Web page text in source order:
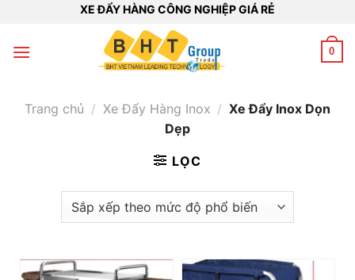
nội
XE ĐẨY HÀNG CÔNG NGHIỆP GIÁ RẺ
0
Trang chủ / Xe Đẩy Hàng Inox / Xe Đẩy Inox Dọn
Dẹp
LỌC